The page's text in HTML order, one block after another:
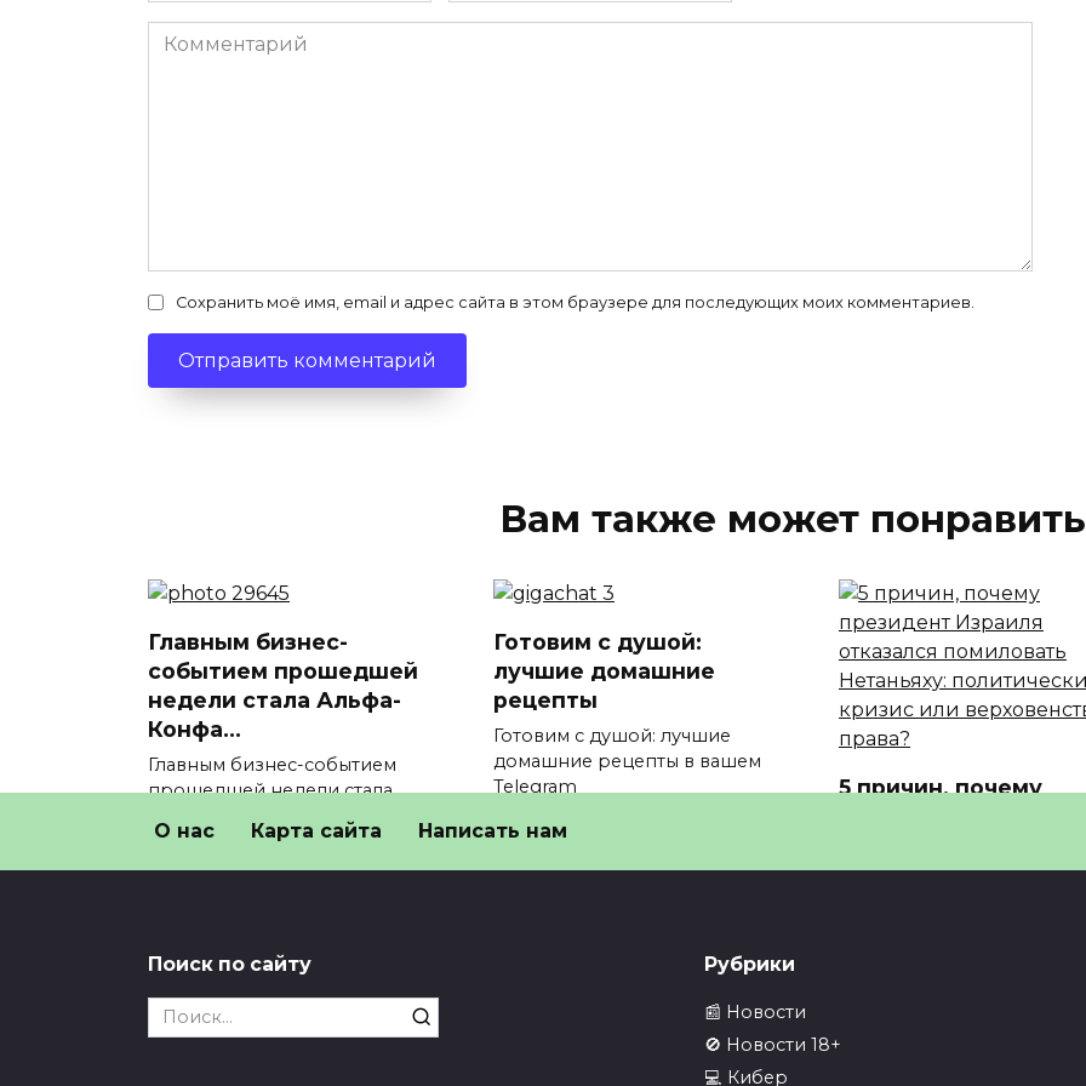
Комментарий
Сохранить моё имя, email и адрес сайта в этом браузере для последующих моих комментариев.
Вам также может
Главным бизнес-
событием прошедшей
недели стала Альфа-
Конфа…
Главным бизнес-событием
прошедшей недели стала
Готовим с душой:
лучшие домашние
рецепты
Готовим с душой: лучшие
домашние рецепты в вашем
Telegram
0
5 причин, почему
Нетаньяху
О нас Карта сайта Написать нам
Поиск по сайту
Search
for:
Рубрики
📰 Новости
🚫 Новости 18+
💻 Кибер